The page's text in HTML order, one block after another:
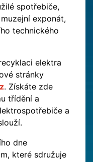
spotřebiče,
exponát,
technického
elektra
stránky
. Získáte zde
třídění a
a
dne
které sdružuje